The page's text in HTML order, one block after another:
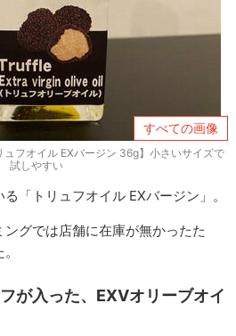
すべての画像
ュフオイル EXバージン 36g】小さいサイズで
試しやすい
「トリュフオイル EXバージン」。
グでは店舗に在庫が無かったた
が入った、EXVオリーブオイ